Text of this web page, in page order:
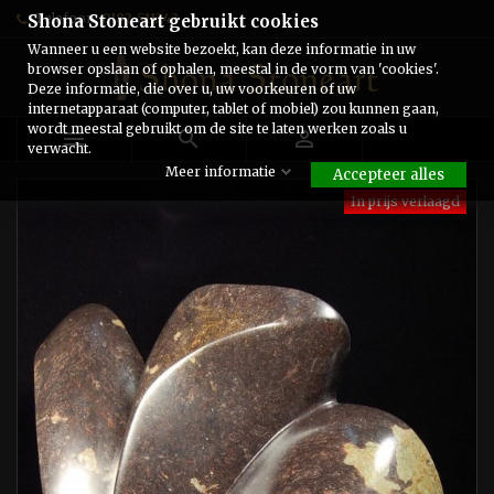
Telefoon: 0182-511243
  
In prijs verlaagd
Shona Stoneart gebruikt cookies
Wanneer u een website bezoekt, kan deze informatie in uw
browser opslaan of ophalen, meestal in de vorm van 'cookies'.
Deze informatie, die over u, uw voorkeuren of uw
internetapparaat (computer, tablet of mobiel) zou kunnen gaan,
wordt meestal gebruikt om de site te laten werken zoals u
verwacht.
Meer informatie
Accepteer alles